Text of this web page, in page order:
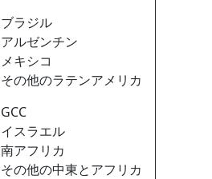
ブラジル
アルゼンチン
メキシコ
その他のラテンアメリカ
GCC
イスラエル
南アフリカ
その他の中東とアフリカ